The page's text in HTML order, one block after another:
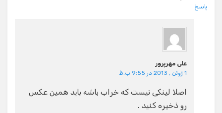
پاسخ
علی مهرپرور
1 ژوئن , 2013 در 9:55 ب.ظ
اصلا لینکی نیست که خراب باشه باید همین عکس
رو ذخیره کنید .